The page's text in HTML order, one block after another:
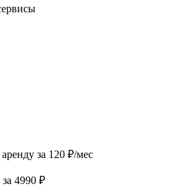
за 120 ₽/мес
4990 ₽